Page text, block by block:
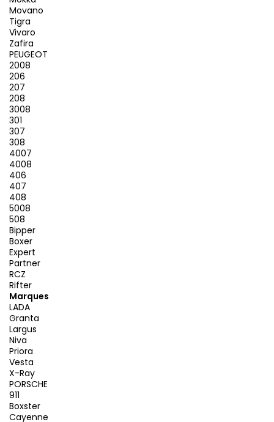
Movano
Tigra
Vivaro
Zafira
PEUGEOT
2008
206
207
208
3008
301
307
308
4007
4008
406
407
408
5008
508
Bipper
Boxer
Expert
Partner
RCZ
Rifter
Marques
LADA
Granta
Largus
Niva
Priora
Vesta
X-Ray
PORSCHE
911
Boxster
Cayenne